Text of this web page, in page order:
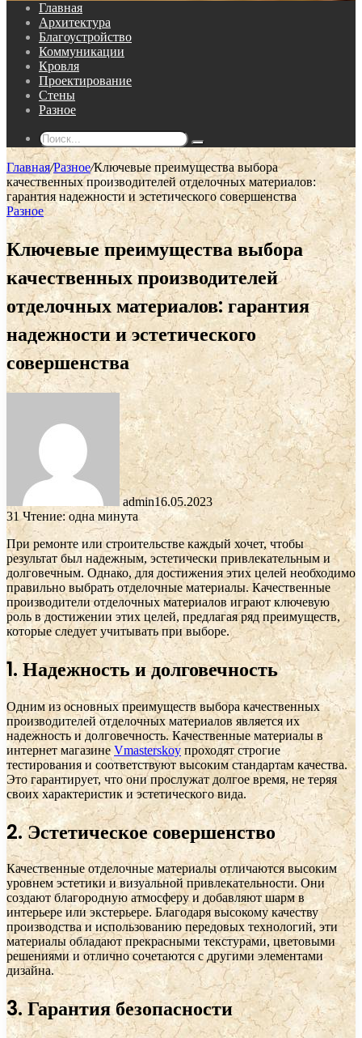
Главная
Архитектура
Благоустройство
Коммуникации
Кровля
Проектирование
Стены
Разное
Поиск...
Главная/Разное/Ключевые преимущества выбора
качественных производителей отделочных материалов:
гарантия надежности и эстетического совершенства
Разное
Ключевые преимущества выбора
качественных производителей
отделочных материалов: гарантия
надежности и эстетического
совершенства
admin16.05.2023
31Чтение: одна минута
При ремонте или строительстве каждый хочет, чтобы
результат был надежным, эстетически привлекательным и
долговечным. Однако, для достижения этих целей необходимо
правильно выбрать отделочные материалы. Качественные
производители отделочных материалов играют ключевую
роль в достижении этих целей, предлагая ряд преимуществ,
которые следует учитывать при выборе.
1. Надежность и долговечность
Одним из основных преимуществ выбора качественных
производителей отделочных материалов является их
надежность и долговечность. Качественные материалы в
интернет магазинеVmasterskoy проходят строгие
тестирования и соответствуют высоким стандартам качества.
Это гарантирует, что они прослужат долгое время, не теряя
своих характеристик и эстетического вида.
2. Эстетическое совершенство
Качественные отделочные материалы отличаются высоким
уровнем эстетики и визуальной привлекательности. Они
создают благородную атмосферу и добавляют шарм в
интерьере или экстерьере. Благодаря высокому качеству
производства и использованию передовых технологий, эти
материалы обладают прекрасными текстурами, цветовыми
решениями и отлично сочетаются с другими элементами
дизайна.
3. Гарантия безопасности